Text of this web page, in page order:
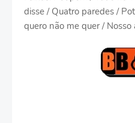
disse / Quatro paredes /
quero não me quer /